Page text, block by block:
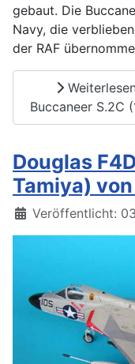
gebaut. Die
Navy, die
der RAF
Buccaneer S.2C
Douglas
Tamiya)
Details
Veröffentlicht: